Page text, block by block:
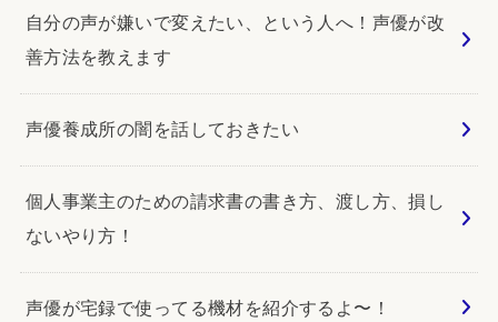
自分の声が嫌いで変えたい、という人へ！声優が改
善方法を教えます
声優養成所の闇を話しておきたい
個人事業主のための請求書の書き方、渡し方、損し
ないやり方！
声優が宅録で使ってる機材を紹介するよ〜！